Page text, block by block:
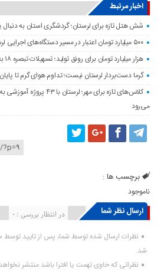
اخبار مرتبط
شش هتل تازه برای لرستان؛ گردشگری استان به
۵۰۰ میلیارد تومان اعتبار در مسیر دستگاه‌های اجرایی لرستان؛ حالا نوبت جذب است
هزار میلیارد تومان برای رونق تولید؛ تسهیلات تبصره ۱۸ به طرح‌های لرستان رسید
گرما دست‌بردار لرستان نیست؛ تداوم هوای گرم تا
کلاس‌های تازه برای مهر؛
می‌رود
برچسب ها :
ناموجود
ارسال نظر شما در انتظار بررسی : 0 انتشار یافته : ۰
نظرات ارسال شده توسط شما، پس از تایید
شد.
نظراتی که حاوی تهمت یا افترا باشد منتشر